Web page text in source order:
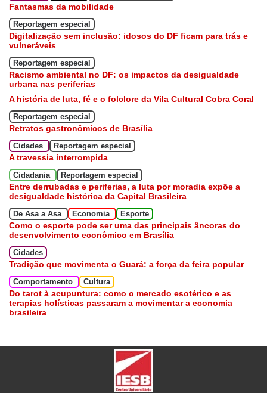
Fantasmas da mobilidade
Reportagem especial
Digitalização sem inclusão: idosos do DF ficam para trás e
vulneráveis
Reportagem especial
Racismo ambiental no DF: os impactos da desigualdade
urbana nas periferias
A história de luta, fé e o folclore da Vila Cultural Cobra Coral
Reportagem especial
Retratos gastronômicos de Brasília
Cidades Reportagem especial
A travessia interrompida
Cidadania Reportagem especial
Entre derrubadas e periferias, a luta por moradia expõe a
desigualdade histórica da Capital Brasileira
De Asa a Asa Economia Esporte
Como o esporte pode ser uma das principais âncoras do
desenvolvimento econômico em Brasília
Cidades
Tradição que movimenta o Guará: a força da feira popular
Comportamento Cultura
Do tarot à acupuntura: como o mercado esotérico e as
terapias holísticas passaram a movimentar a economia
brasileira